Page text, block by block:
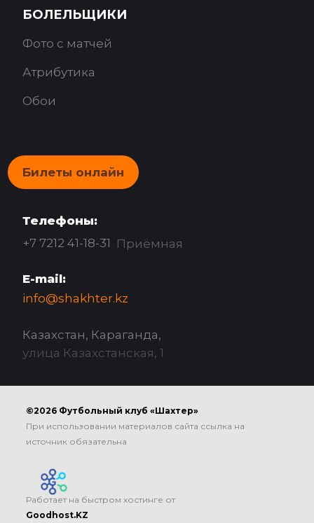
БОЛЕЛЬЩИКИ
Фото с матчей
Атрибутика
Обои
Билеты онлайн
Телефоны:
+7 7212 41-18-31 Приёмная
E-mail:
info@shakhter.kz
Казахстан, Караганда,
улица Казахстанская, 1
©2026 Футбольный клуб «Шахтер»
При использовании материалов сайта ссылка на
источник обязательна
Работает на быстром хостинге от
Goodhost.KZ